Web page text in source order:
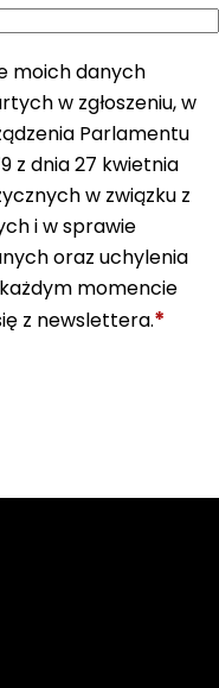
moich danych
w zgłoszeniu, w
Parlamentu
z dnia 27 kwietnia
w związku z
i w sprawie
oraz uchylenia
momencie
z newslettera.*